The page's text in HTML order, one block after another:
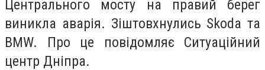
Центрального мосту на правий берег
виникла аварія. Зіштовхнулись Skoda та
BMW. Про це повідомляє Ситуаційний
центр Дніпра.